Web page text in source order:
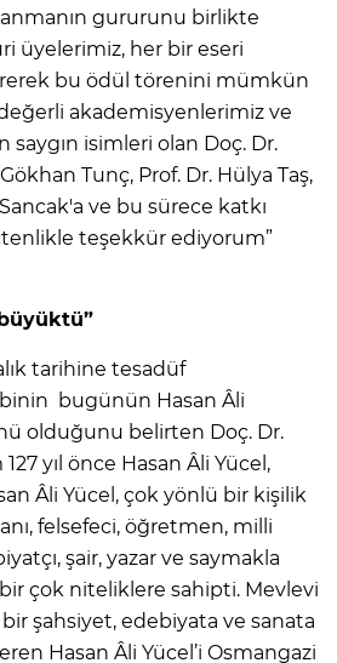
gururunu birlikte
üyelerimiz, her bir eseri
bu ödül törenini mümkün
değerli akademisyenlerimiz ve
saygın isimleri olan Doç. Dr.
Tunç, Prof. Dr. Hülya Taş,
ve bu sürece katkı
teşekkür ediyorum”
tarihine tesadüf
bugünün Hasan Âli
olduğunu belirten Doç. Dr.
yıl önce Hasan Âli Yücel,
Âli Yücel, çok yönlü bir kişilik
felsefeci, öğretmen, milli
şair, yazar ve saymakla
çok niteliklere sahipti. Mevlevi
şahsiyet, edebiyata ve sanata
Hasan Âli Yücel’i Osmangazi